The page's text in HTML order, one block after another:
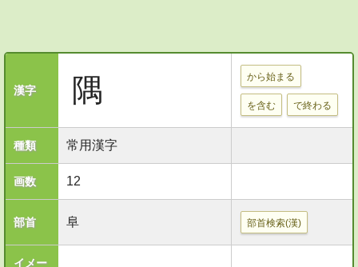
漢字 隅 から始まる
を含む で終わる
種類 常用漢字
画数 12
部首 阜 部首検索(漢)
イメー